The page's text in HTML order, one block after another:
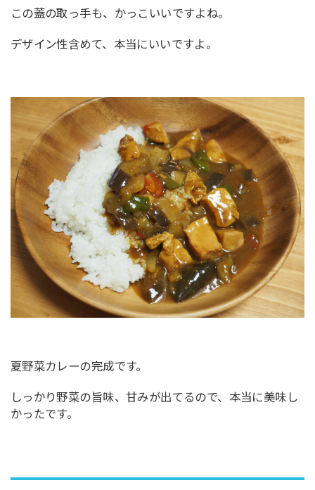
この蓋の取っ手も、かっこいいですよね。
デザイン性含めて、本当にいいですよ。
夏野菜カレーの完成です。
しっかり野菜の旨味、甘みが出てるので、本当に美味し
かったです。